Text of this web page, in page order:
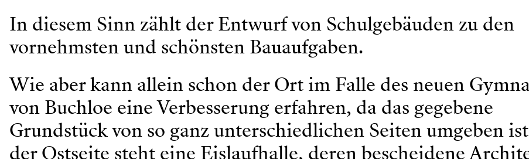
In diesem Sinn zählt der Entwurf von Schulgebäuden zu den
vornehmsten und schönsten Bauaufgaben.
Wie aber kann allein schon der Ort im Falle des neuen
von Buchloe eine Verbesserung erfahren, da das gegebene
Grundstück von so ganz unterschiedlichen Seiten umgeben
der Ostseite steht eine Eislaufhalle, deren bescheidene